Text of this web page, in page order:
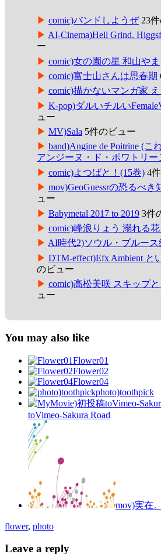
comic)バンドしようぜ 23
AI-Cinema)Hell Grind.
ー
comic)女の園の星 和山やま
comic)富士山さんは思春期
comic)描かないマンガ家
K-pop)ダルいチルい
ュー
MV)Sala 5件のビュー
band)Angine de Poitrine (
アンジーヌ・ド・ポワトリー
comic)よつばと！(15巻) 4
mov)GeoGuessrの恐るべき
ュー
Babymetal 2017 to 2019 3件
comic)峰浪りょう 溺れる花
AI時代2)ソウル・ブルース
DTM-effect)Efx Ambient と
のビュー
comic)高松美咲 スキップ
ュー
You may also like
Flower01
Flower02
Flower04
photo)toothpick
toVimeo-Sakura Road
mov)実在
flower, photo
Leave a reply